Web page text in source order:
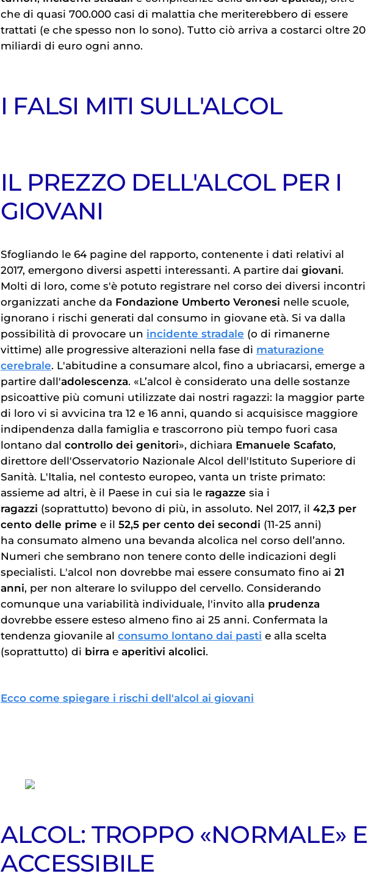
che di quasi 700.000 casi di malattia che meriterebbero di essere
trattati (e che spesso non lo sono). Tutto ciò arriva a costarci oltre 20
miliardi di euro ogni anno.
I FALSI MITI SULL'ALCOL
IL PREZZO DELL'ALCOL PER I
GIOVANI
Sfogliando le 64 pagine del rapporto, contenente i dati relativi al
2017, emergono diversi aspetti interessanti. A partire dai giovani.
Molti di loro, come s'è potuto registrare nel corso dei diversi incontri
organizzati anche da Fondazione Umberto Veronesi nelle scuole,
ignorano i rischi generati dal consumo in giovane età. Si va dalla
possibilità di provocare un incidente stradale (o di rimanerne
vittime) alle progressive alterazioni nella fase di maturazione
cerebrale. L'abitudine a consumare alcol, fino a ubriacarsi, emerge a
partire dall'adolescenza. «L’alcol è considerato una delle sostanze
psicoattive più comuni utilizzate dai nostri ragazzi: la maggior parte
di loro vi si avvicina tra 12 e 16 anni, quando si acquisisce maggiore
indipendenza dalla famiglia e trascorrono più tempo fuori casa
lontano dal controllo dei genitori», dichiara Emanuele Scafato,
direttore dell'Osservatorio Nazionale Alcol dell'Istituto Superiore di
Sanità. L'Italia, nel contesto europeo, vanta un triste primato:
assieme ad altri, è il Paese in cui sia le ragazze sia i
ragazzi (soprattutto) bevono di più, in assoluto. Nel 2017, il 42,3 per
cento delle prime e il 52,5 per cento dei secondi (11-25 anni)
ha consumato almeno una bevanda alcolica nel corso dell’anno.
Numeri che sembrano non tenere conto delle indicazioni degli
specialisti. L'alcol non dovrebbe mai essere consumato fino ai 21
anni, per non alterare lo sviluppo del cervello. Considerando
comunque una variabilità individuale, l'invito alla prudenza
dovrebbe essere esteso almeno fino ai 25 anni. Confermata la
tendenza giovanile al consumo lontano dai pasti e alla scelta
(soprattutto) di birra e aperitivi alcolici.
Ecco come spiegare i rischi dell'alcol ai giovani
ALCOL: TROPPO «NORMALE» E
ACCESSIBILE